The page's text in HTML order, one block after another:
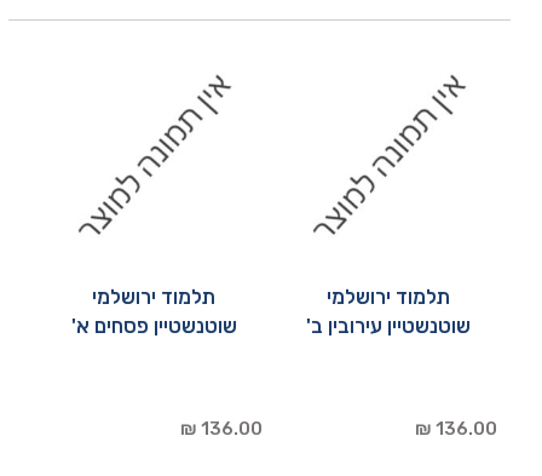
תלמוד ירושלמי
שוטנשטיין עירובין ב'
136.00 ₪
תלמוד ירושלמי
שוטנשטיין פסחים א'
136.00 ₪